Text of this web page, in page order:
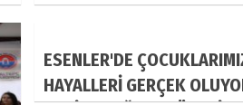
ESENLER'DE
HAYALLERİ GERÇEK